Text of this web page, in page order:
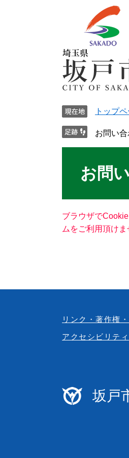
トップ
お問い
お問
ブラウザで
ムをご利用頂けま
リンク・著作権
アクセシビリティ
坂戸